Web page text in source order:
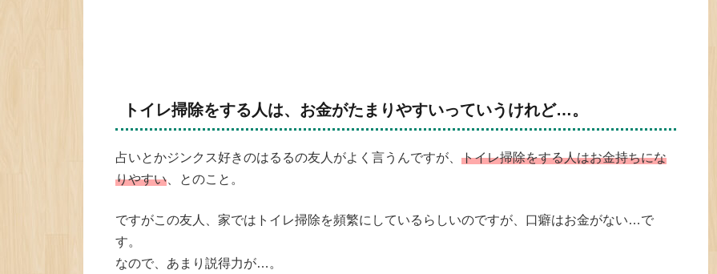
トイレ掃除をする人は、お金がたまりやすいっていうけれど…。
占いとかジンクス好きのはるるの友人がよく言うんですが、 トイレ掃除をする人はお金持ちにな
りやすい 、とのこと。
ですがこの友人、家ではトイレ掃除を頻繁にしているらしいのですが、口癖はお金がない…で
す。
なので、あまり説得力が…。